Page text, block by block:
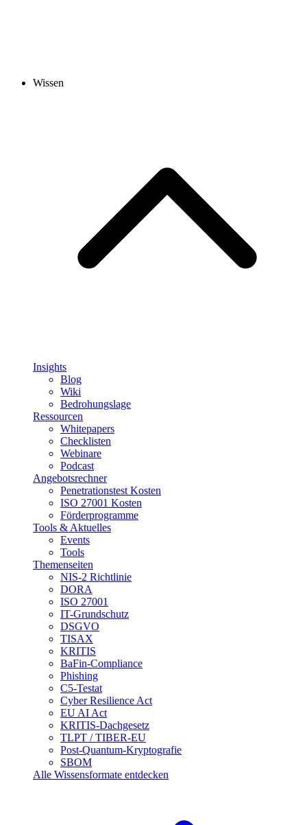
Wissen
Insights
Blog
Wiki
Bedrohungslage
Ressourcen
Whitepapers
Checklisten
Webinare
Podcast
Angebotsrechner
Penetrationstest Kosten
ISO 27001 Kosten
Förderprogramme
Tools & Aktuelles
Events
Tools
Themenseiten
NIS-2 Richtlinie
DORA
ISO 27001
IT-Grundschutz
DSGVO
TISAX
KRITIS
BaFin-Compliance
Phishing
C5-Testat
Cyber Resilience Act
EU AI Act
KRITIS-Dachgesetz
TLPT / TIBER-EU
Post-Quantum-Kryptografie
SBOM
Alle Wissensformate entdecken